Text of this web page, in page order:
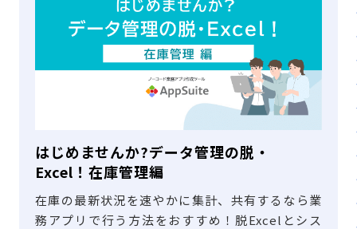
はじめませんか?データ管理の脱・
Excel！在庫管理編
在庫の最新状況を速やかに集計、共有するなら業
務アプリで行う方法をおすすめ！脱Excelとシス